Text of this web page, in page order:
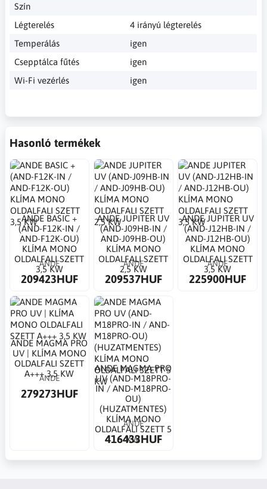
Szín
Légterelés
4 irányú légterelés
Temperálás
igen
Csepptálca fűtés
igen
Wi-Fi vezérlés
igen
Hasonló termékek
ANDE BASIC +
(AND-F12K-IN /
AND-F12K-OU)
KLÍMA MONO
OLDALFALI SZETT
3,5 KW
ANDE
209423HUF
ANDE JUPITER UV
(AND-J09HB-IN /
AND-J09HB-OU)
KLÍMA MONO
OLDALFALI SZETT
2,5 KW
ANDE
209537HUF
ANDE JUPITER UV
(AND-J12HB-IN /
AND-J12HB-OU)
KLÍMA MONO
OLDALFALI SZETT
3,5 KW
ANDE
225900HUF
ANDE MAGMA PRO
UV | KLÍMA MONO
OLDALFALI SZETT
A+++ 3,5 KW
ANDE
279273HUF
ANDE MAGMA PRO
UV (AND-M18PRO-
IN / AND-M18PRO-
OU)
(HUZATMENTES)
KLÍMA MONO
OLDALFALI SZETT 5
KW
ANDE
416433HUF